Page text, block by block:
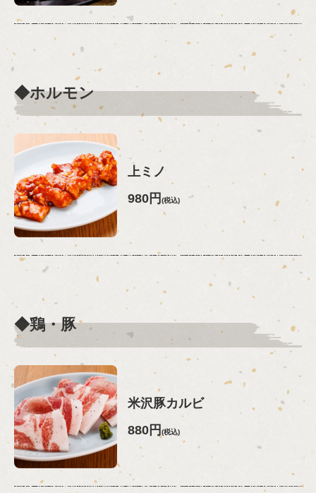
◆ホルモン
上ミノ
980円(税込)
◆鶏・豚
米沢豚カルビ
880円(税込)
この店舗情報をシェアする
料理 | 焼肉やっぱ。駒沢店
東京都世田谷区上馬４丁目39-9
https://yakinikuyappa-komazawa.owst.jp/foods
お店情報をコピー